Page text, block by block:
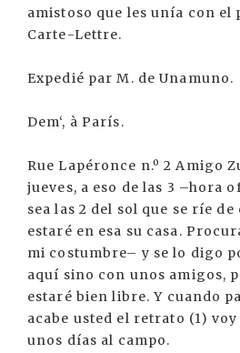
amistoso que les unía con
Carte-Lettre.
Expedié par M. de Unamuno.
Dem‘, à París.
Rue Lapéronce n.º 2 Amigo
jueves, a eso de las 3 –hora
sea las 2 del sol que se ríe
estaré en esa su casa.
mi costumbre– y se lo digo
aquí sino con unos amigos,
estaré bien libre. Y cuando
acabe usted el retrato (1)
unos días al campo.